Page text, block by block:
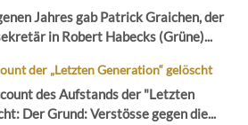
Jahres gab Patrick Graichen, der
in Robert Habecks (Grüne)...
der „Letzten Generation“ gelöscht
des Aufstands der "Letzten
Der Grund: Verstösse gegen die...